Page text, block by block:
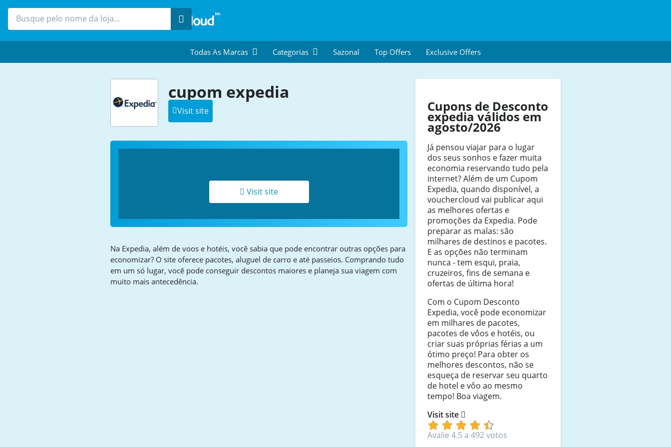
Procure
Todas As Marcas Categorias Sazonal Top Offers Exclusive Offers
cupom expedia
Visit site
Visit site
Na Expedia, além de voos e hotéis, você sabia que pode encontrar outras opções para
economizar? O site oferece pacotes, aluguel de carro e até passeios. Comprando tudo
em um só lugar, você pode conseguir descontos maiores e planeja sua viagem com
muito mais antecedência.
Cupons de Desconto
expedia válidos em
agosto/2026
Já pensou viajar para o lugar
dos seus sonhos e fazer muita
economia reservando tudo pela
internet? Além de um Cupom
Expedia, quando disponível, a
vouchercloud vai publicar aqui
as melhores ofertas e
promoções da Expedia. Pode
preparar as malas: são
milhares de destinos e pacotes.
E as opções não terminam
nunca - tem esqui, praia,
cruzeiros, fins de semana e
ofertas de última hora!
Com o Cupom Desconto
Expedia, você pode economizar
em milhares de pacotes,
pacotes de vôos e hotéis, ou
criar suas próprias férias a um
ótimo preço! Para obter os
melhores descontos, não se
esqueça de reservar seu quarto
de hotel e vôo ao mesmo
tempo! Boa viagem.
Visit site
Avalie 4.5 a 492 votos